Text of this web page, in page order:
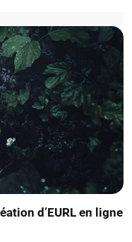
d’EURL en ligne